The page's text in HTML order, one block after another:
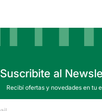
Suscribite al
Recibí ofertas y novedades en tu